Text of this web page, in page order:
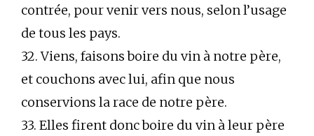
contrée, pour venir vers nous, selon l’usage
de tous les pays.
32. Viens, faisons boire du vin à notre père,
et couchons avec lui, afin que nous
conservions la race de notre père.
33. Elles firent donc boire du vin à leur père